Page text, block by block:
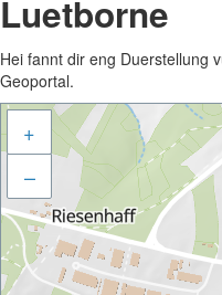
Luetborne
Hei fannt dir eng Duerstellung
Geoportal.
+
–